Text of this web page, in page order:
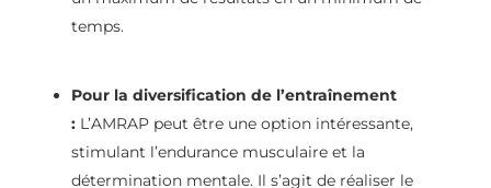
temps.
Pour la diversification de l’entraînement
:L’AMRAP peut être une option intéressante,
stimulant l’endurance musculaire et la
détermination mentale. Il s’agit de réaliser le